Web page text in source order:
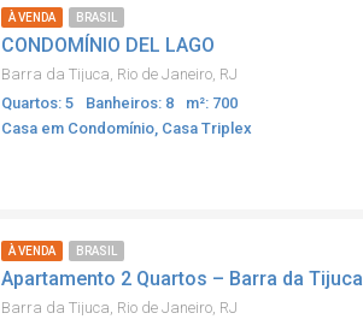
À VENDA BRASIL
CONDOMÍNIO DEL LAGO
Barra da Tijuca, Rio de Janeiro, RJ
Quartos: 5
Banheiros: 8
m²: 700
Casa em Condomínio, Casa Triplex
À VENDA BRASIL
Apartamento 2 Quartos – Barra da Tijuca
Barra da Tijuca, Rio de Janeiro, RJ